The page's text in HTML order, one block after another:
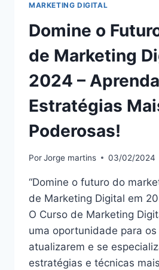
MARKETING DIGITAL
Domine o
de Marketing
2024 –
Estratégias
Poderosas!
PorJorge martins 03/02/2024
“Domine o futuro do
de Marketing Digital em
O Curso de Marketing
uma oportunidade para
atualizarem e se
estratégias e técnicas